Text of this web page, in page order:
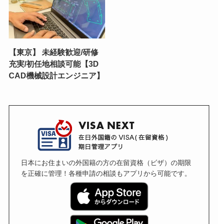
【東京】 未経験歓迎/研修
充実/初任地相談可能【3D
CAD機械設計エンジニア】
日本にお住まいの外国籍の方の在留資格（ビザ）の期限
を正確に管理！各種申請の相談もアプリから可能です。